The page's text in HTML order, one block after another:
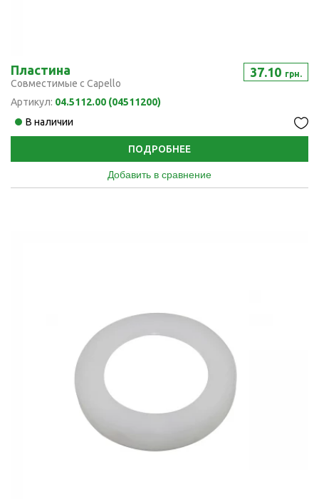
Пластина
Совместимые с Capello
Артикул: 04.5112.00 (04511200)
37.10 грн.
В наличии
ПОДРОБНЕЕ
Добавить в сравнение